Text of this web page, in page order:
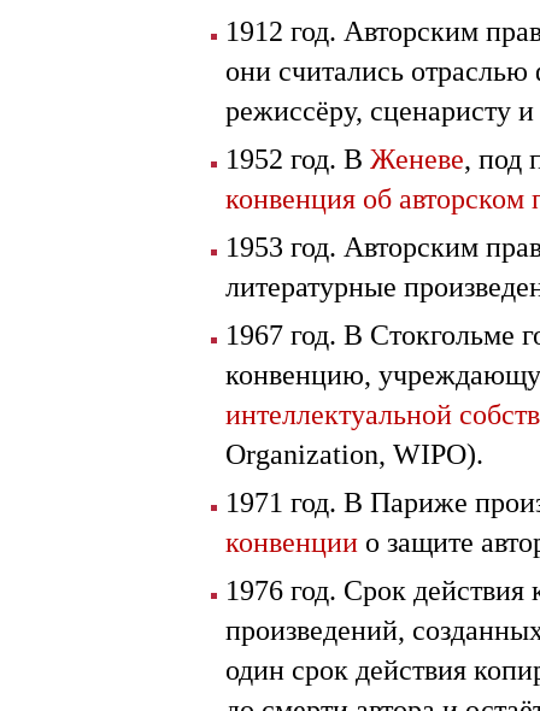
1912 год. Авторским
они считались
режиссёру, сценаристу
1952 год. В Женеве, под
конвенция об авторском
1953 год. Авторским
литературные
1967 год. В Стокгольме
конвенцию,
интеллектуальной
Organization, WIPO).
1971 год. В Париже
конвенции о защите
1976 год. Срок
произведений,
один срок действия